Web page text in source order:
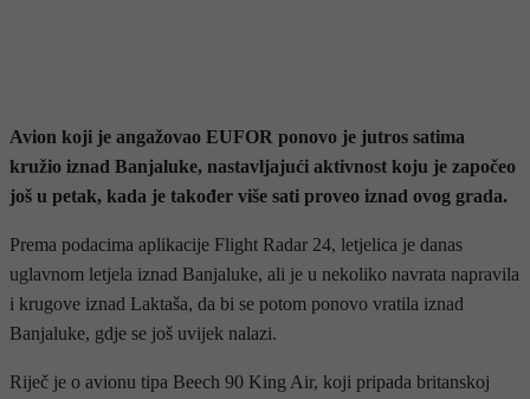
Avion koji je angažovao EUFOR ponovo je jutros satima
kružio iznad Banjaluke, nastavljajući aktivnost koju je započeo
još u petak, kada je također više sati proveo iznad ovog grada.
Prema podacima aplikacije Flight Radar 24, letjelica je danas
uglavnom letjela iznad Banjaluke, ali je u nekoliko navrata napravila
i krugove iznad Laktaša, da bi se potom ponovo vratila iznad
Banjaluke, gdje se još uvijek nalazi.
Riječ je o avionu tipa Beech 90 King Air, koji pripada britanskoj